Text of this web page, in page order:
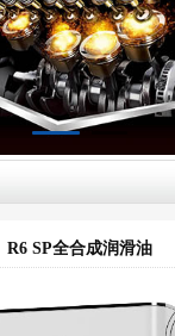
R6 SP全合成润滑油